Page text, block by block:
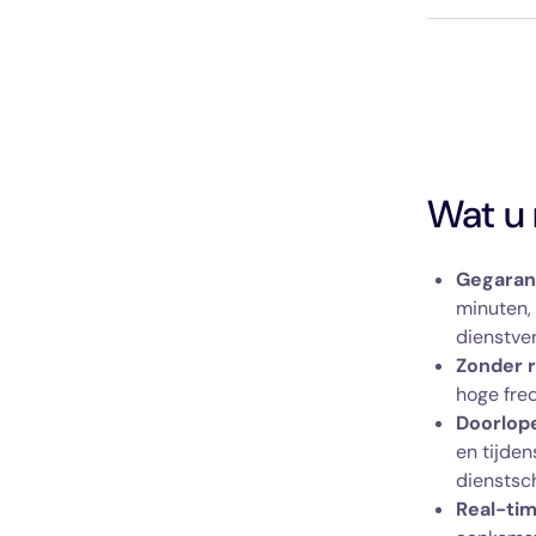
Wat
Zonder
hoge
en
Real-